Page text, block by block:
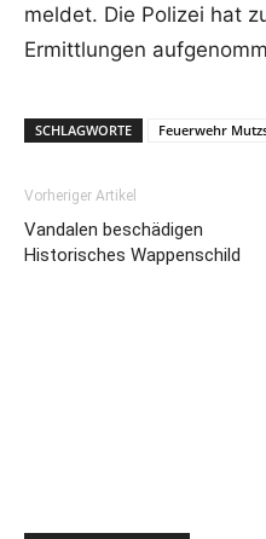
meldet. Die Polizei hat
Ermittlungen
SCHLAGWORTE Feuerwehr
Vorheriger Artikel
Vandalen beschädigen
Historisches Wappenschild